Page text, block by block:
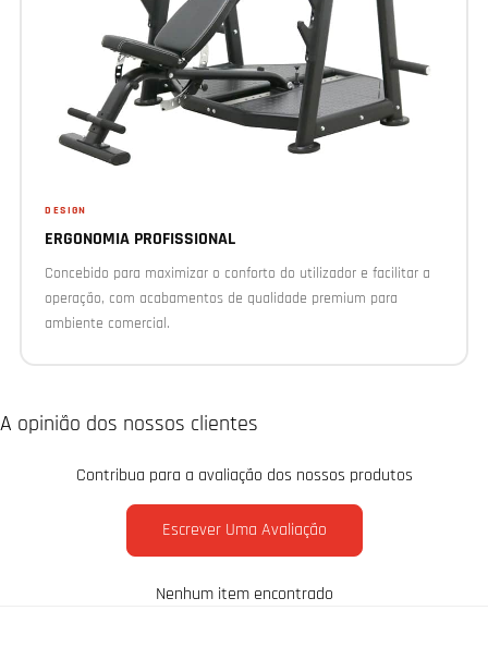
DESIGN
ERGONOMIA PROFISSIONAL
Concebido para maximizar o conforto do utilizador e facilitar a
operação, com acabamentos de qualidade premium para
ambiente comercial.
A opinião dos nossos clientes
Contribua para a avaliação dos nossos produtos
Escrever Uma Avaliação
Nenhum item encontrado